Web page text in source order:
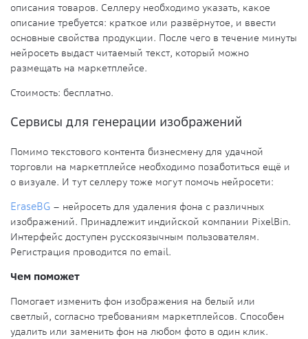
описания товаров. Селлеру необходимо указать, какое
описание требуется: краткое или развёрнутое, и ввести
основные свойства продукции. После чего в течение минуты
нейросеть выдаст читаемый текст, который можно
размещать на маркетплейсе.
Стоимость: бесплатно.
Сервисы для генерации изображений
Помимо текстового контента бизнесмену для удачной
торговли на маркетплейсе необходимо позаботиться ещё и
о визуале. И тут селлеру тоже могут помочь нейросети:
EraseBG – нейросеть для удаления фона с различных
изображений. Принадлежит индийской компании PixelBin.
Интерфейс доступен русскоязычным пользователям.
Регистрация проводится по email.
Чем поможет
Помогает изменить фон изображения на белый или
светлый, согласно требованиям маркетплейсов. Способен
удалить или заменить фон на любом фото в один клик.